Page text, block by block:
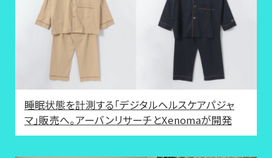
睡眠状態を計測する「デジタルヘルスケアパジャ
マ」販売へ。アーバンリサーチとXenomaが開発